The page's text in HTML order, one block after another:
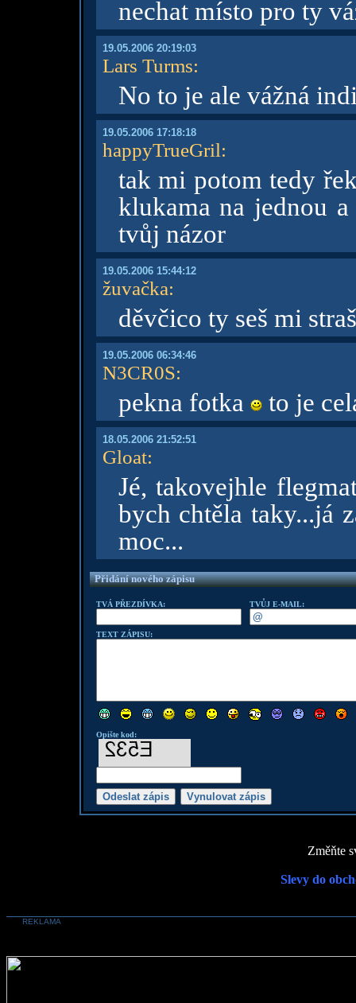
nechat místo pro ty
19.05.2006 20:19:03
Lars Turms:
No to je ale vážná
19.05.2006 17:18:18
happyTrueGril:
tak mi potom tedy
klukama na jednou
tvůj názor
19.05.2006 15:44:12
žuvačka:
děvčico ty seš mi
19.05.2006 06:34:46
N3CR0S:
pekna fotka to je
18.05.2006 21:52:51
Gloat:
Jé, takovejhle
bych chtěla taky...já
moc...
Přidání nového zápisu
TVÁ PŘEZDÍVKA: TVŮJ E-MAIL:
TEXT ZÁPISU:
Opište kod:
Změňte
Slevy do
REKLAMA